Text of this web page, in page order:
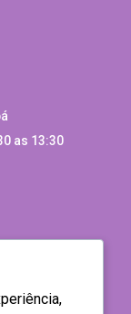
as 13:30